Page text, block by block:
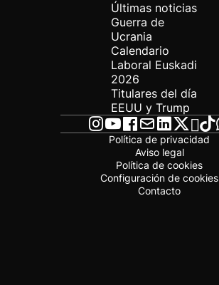
Últimas noticias
Guerra de
Ucrania
Calendario
Laboral Euskadi
2026
Titulares del día
EEUU y Trump
Política de privacidad
Aviso legal
Política de cookies
Configuración de cookies
Contacto